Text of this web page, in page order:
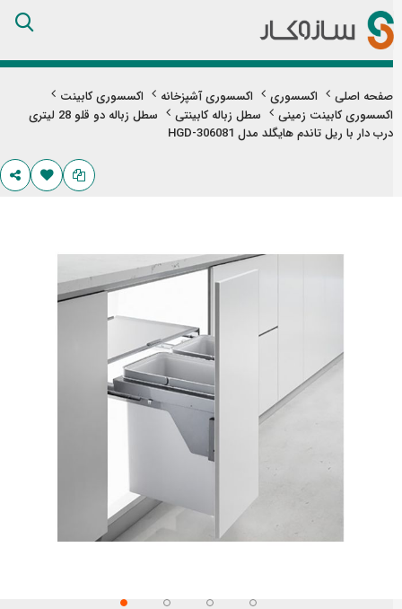
Skip
to
Content
صفحه اصلی اکسسوری اکسسوری آشپزخانه
اکسسوری کابینت
اکسسوری کابینت زمینی
سطل زباله کابینتی
سطل زباله دو قلو 28 لیتری
درب دار با ریل تاندم هایگلد مدل HGD-306081